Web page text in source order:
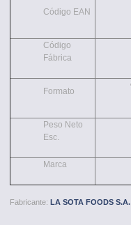
Código EAN
Código
Fábrica
Formato
Peso Neto
Esc.
Marca
Fabricante: LA SOTA FOODS S.A.